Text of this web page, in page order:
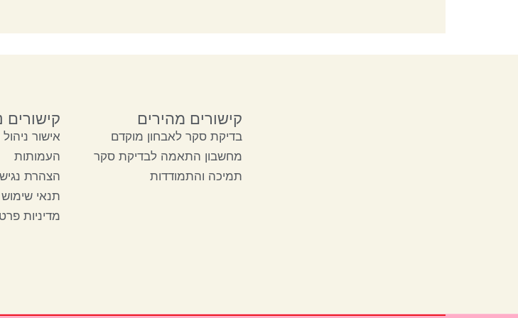
קישורים מהירים
בדיקת סקר לאבחון מוקדם
מחשבון התאמה לבדיקת סקר
תמיכה והתמודדות
קישורים
אישור
העמותות
הצהרת
תנאי
מדיניות